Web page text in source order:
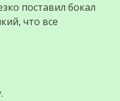
поставил бокал
что все